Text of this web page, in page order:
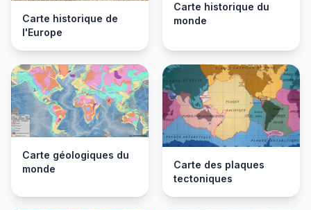
Carte historique de
l'Europe
Carte historique du
monde
Carte géologiques du
monde
Carte des plaques
tectoniques